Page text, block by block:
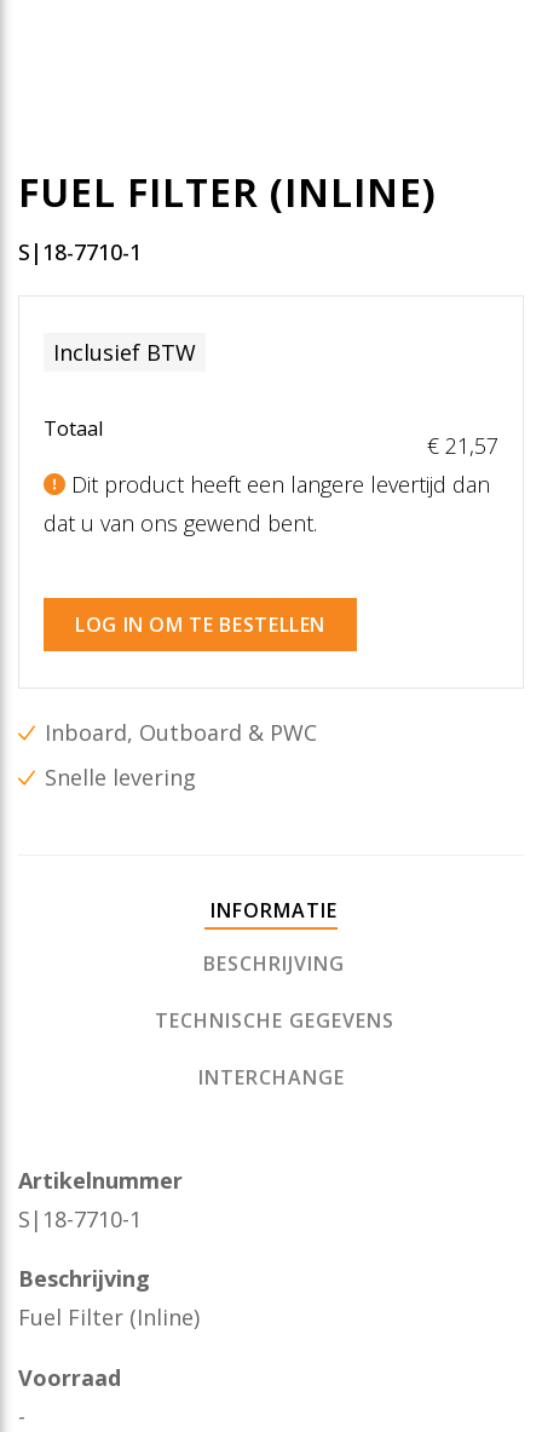
FUEL FILTER (INLINE)
S|18-7710-1
Inclusief BTW
Totaal
€ 21 ,57
Dit product heeft een langere levertijd dan
dat u van ons gewend bent.
LOG IN OM TE BESTELLEN
Inboard, Outboard & PWC
Snelle levering
INFORMATIE
BESCHRIJVING
TECHNISCHE GEGEVENS
INTERCHANGE
Artikelnummer
S|18-7710-1
Beschrijving
Fuel Filter (Inline)
Voorraad
-